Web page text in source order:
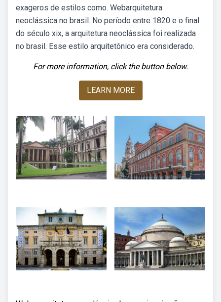
exageros de estilos como. Webarquitetura
neoclássica no brasil. No período entre 1820 e o final
do século xix, a arquitetura neoclássica foi realizada
no brasil. Esse estilo arquitetônico era considerado.
For more information, click the button below.
LEARN MORE